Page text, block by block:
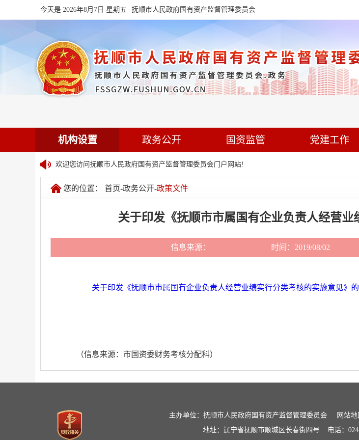
今天是 2026年8月7日 星期五 抚顺市人民政府国有资产监督管理委员会
机构设置 政务公开 国资监管 党建工作
欢迎您访问抚顺市人民政府国有资产监督管理委员会门户网站!
您的位置： 首页-政务公开-政策文件
关于印发《抚顺市市属国有企业负责人经营
信息来源： 时间：2019/08/02
关于印发《抚顺市市属国有企业负责人经营业绩实行分类考核的实施意见》
（信息来源：市国资委财务考核分配科）
主办单位：抚顺市人民政府国有资产监督管理委员会 网站地
地址：辽宁省抚顺市顺城区长春街四号
电话：